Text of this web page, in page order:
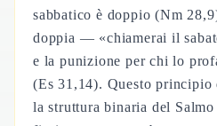
sabbatico è doppio (Nm
doppia — «chiamerai il
e la punizione per chi lo
(Es 31,14). Questo
la struttura binaria del